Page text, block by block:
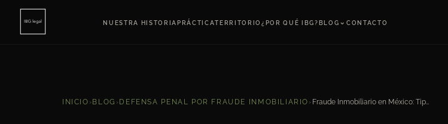
NUESTRA HISTORIAPRÁCTICATERRITORIO ¿POR QUÉ IBG?BLOG ⌄ CONTACTO
INICIO ›BLOG ›DEFENSA PENAL POR FRAUDE INMOBILIARIO › Fraude Inmobiliario en México: Tipos Penales y Estrategia de Defensa